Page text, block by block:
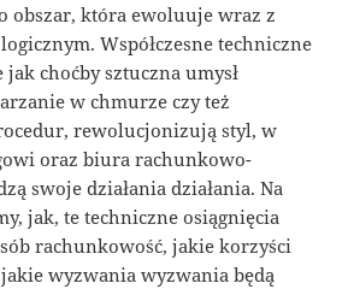
obszar, która ewoluuje wraz z
Współczesne techniczne
choćby sztuczna umysł
w chmurze czy też
rewolucjonizują styl, w
oraz biura rachunkowo-
swoje działania działania. Na
jak, te techniczne osiągnięcia
rachunkowość, jakie korzyści
wyzwania wyzwania będą